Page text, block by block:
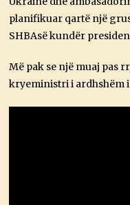
planifikuar qartë një
SHBAsë kundër
Më pak se një muaj pas
kryeministri i ardhshëm